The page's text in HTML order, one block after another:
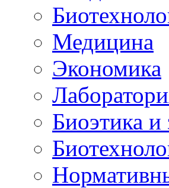
Медицина
Экономика
Биоэтика и